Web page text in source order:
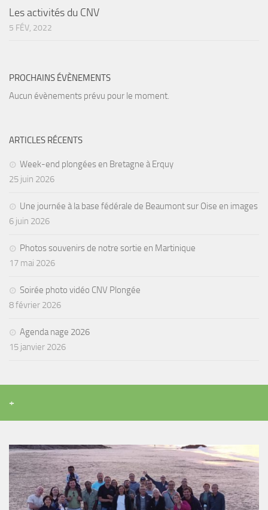
Les activités du CNV
5 FÉV, 2022
PROCHAINS ÉVÈNEMENTS
Aucun évènements prévu pour le moment.
ARTICLES RÉCENTS
Week-end plongées en Bretagne à Erquy
25 juin 2026
Une journée à la base fédérale de Beaumont sur Oise en images
6 juin 2026
Photos souvenirs de notre sortie en Martinique
17 mai 2026
Soirée photo vidéo CNV Plongée
8 février 2026
Agenda nage 2026
15 janvier 2026
+